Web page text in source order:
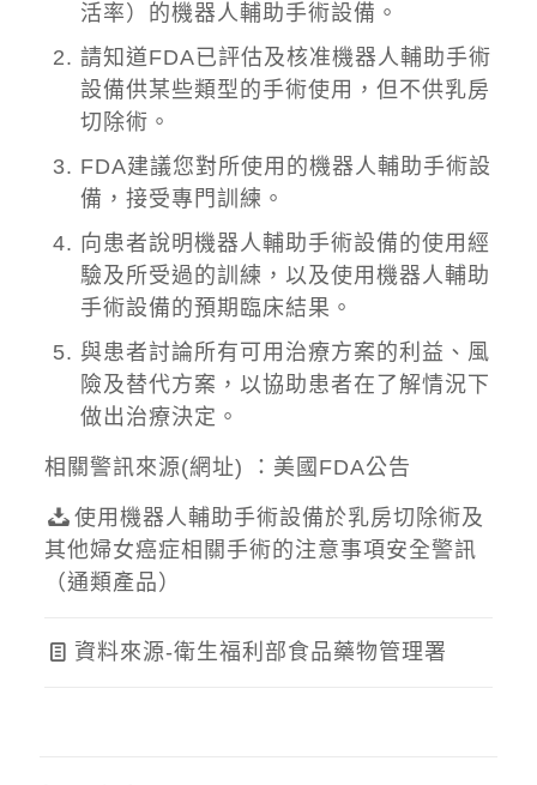
活率）的機器人輔助手術設備。
請知道FDA已評估及核准機器人輔助手術
設備供某些類型的手術使用，但不供乳房
切除術。
FDA建議您對所使用的機器人輔助手術設
備，接受專門訓練。
向患者說明機器人輔助手術設備的使用經
驗及所受過的訓練，以及使用機器人輔助
手術設備的預期臨床結果。
與患者討論所有可用治療方案的利益、風
險及替代方案，以協助患者在了解情況下
做出治療決定。
相關警訊來源(網址) ： 美國FDA公告
使用機器人輔助手術設備於乳房切除術及
其他婦女癌症相關手術的注意事項安全警訊
（通類產品）
資料來源-衛生福利部食品藥物管理署